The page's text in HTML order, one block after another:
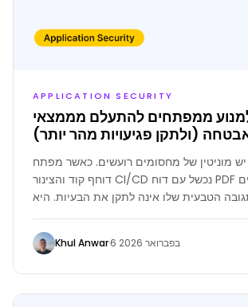
APPLICATION SECURITY
ממפתחים להתעלם מממצאי
(ולתקן פגיעויות מהר יותר)
מוניטין של מחסומים רועשים. כאשר מפתח
דוחף קוד והצינור CI/CD נכשל עם דוח PDF של 500 עמודים
הטבעית שלו אינה לתקן את הבעיות. היא
להתעלם מהן או לכפות מיזוג של הקוד.
Khul Anwar· 6 בפברואר 2026